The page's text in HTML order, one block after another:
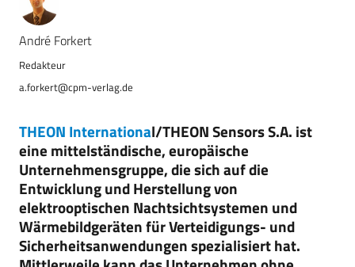
André Forkert
a.forkert@cpm-verlag.de
THEON International/THEON Sensors S.A. ist
eine mittelständische, europäische
Unternehmensgruppe, die sich auf die
Entwicklung und Herstellung von
elektrooptischen Nachtsichtsystemen und
Wärmebildgeräten für Verteidigungs- und
Sicherheitsanwendungen spezialisiert hat.